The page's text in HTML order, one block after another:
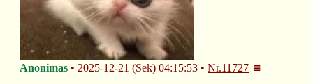
Anonimas 2025-12-21 (Sek) 04:15:53 Nr.11727